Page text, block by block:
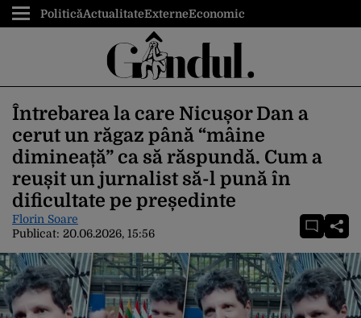
PoliticăActualitateExterneEconomic
Întrebarea la care Nicușor Dan a
cerut un răgaz până “mâine
dimineață” ca să răspundă. Cum a
reușit un jurnalist să-l pună în
dificultate pe președinte
Florin Soare
Publicat: 20.06.2026, 15:56